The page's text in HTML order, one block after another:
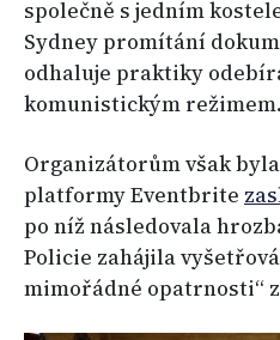
společně s jedním
Sydney promítání
odhaluje praktiky
komunistickým režimem.
Organizátorům však
platformy Eventbrite
po níž následovala
Policie zahájila
mimořádné opatrnosti“